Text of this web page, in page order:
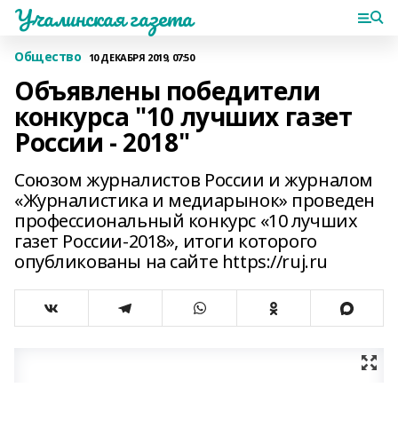
Учалинская газета
Общество 10 ДЕКАБРЯ 2019, 07:50
Объявлены победители
конкурса "10 лучших газет
России - 2018"
Союзом журналистов России и журналом
«Журналистика и медиарынок» проведен
профессиональный конкурс «10 лучших
газет России-2018», итоги которого
опубликованы на сайте https://ruj.ru